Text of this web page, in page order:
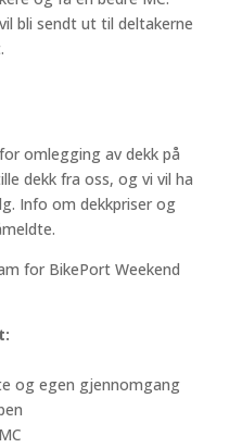
bli sendt ut til deltakerne
omlegging av dekk på
dekk fra oss, og vi vil ha
Info om dekkpriser og
for BikePort Weekend
og egen gjennomgang